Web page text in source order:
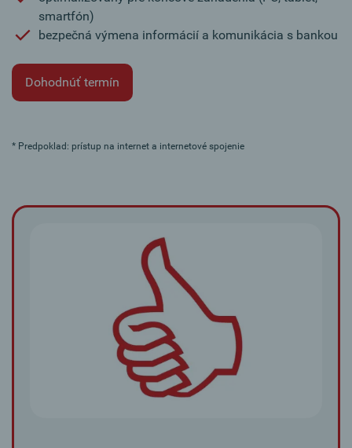
smartfón)
bezpečná výmena informácií a komunikácia s bankou
Dohodnúť termín
* Predpoklad: prístup na internet a internetové spojenie